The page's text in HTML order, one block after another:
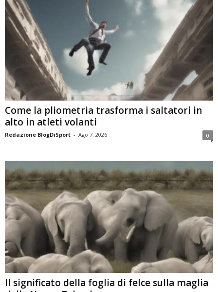
Come la pliometria trasforma i saltatori in
alto in atleti volanti
Redazione BlogDiSport - Ago 7, 2026 0
Il significato della foglia di felce sulla maglia